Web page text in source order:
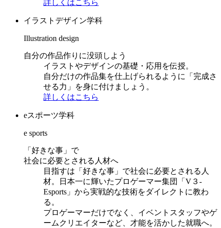
詳しくはこちら
イラストデザイン学科
Illustration design
自分の作品作りに没頭しよう
イラストやデザインの基礎・応用を伝授。
自分だけの作品集を仕上げられるように「完成さ
せる力」を身に付けましょう。
詳しくはこちら
eスポーツ学科
e sports
「好きな事」で
社会に必要とされる人材へ
目指すは「好きな事」で社会に必要とされる人
材。日本一に輝いたプロゲーマー集団「V３-
Esports」から実戦的な技術をダイレクトに教わ
る。
プロゲーマーだけでなく、イベントスタッフやゲ
ームクリエイターなど、才能を活かした就職へ。